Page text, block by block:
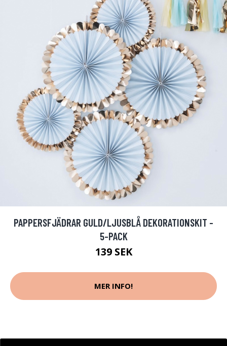
PAPPERSFJÄDRAR GULD/LJUSBLÅ DEKORATIONSKIT -
5-PACK
139 SEK
MER INFO!